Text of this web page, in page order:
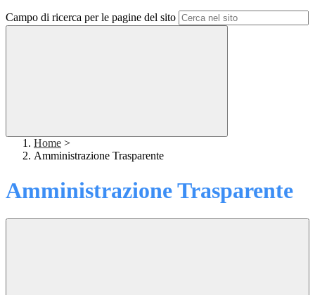
Campo di ricerca per le pagine del sito
Home >
Amministrazione Trasparente
Amministrazione Trasparente